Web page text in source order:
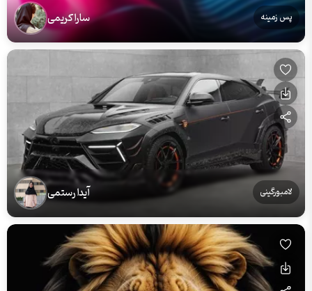
پس زمینه سارا کریمی
لامبورگینی آیدا رستمی